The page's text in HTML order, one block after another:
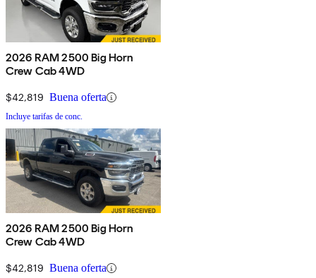
2026 RAM 2500 Big Horn
Crew Cab 4WD
$42,819 Buena oferta
Incluye tarifas de conc.
2026 RAM 2500 Big Horn
Crew Cab 4WD
$42,819 Buena oferta